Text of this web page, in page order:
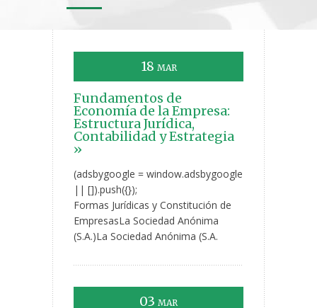
18 MAR
Fundamentos de
Economía de la Empresa:
Estructura Jurídica,
Contabilidad y Estrategia
»
(adsbygoogle = window.adsbygoogle
|| []).push({});
Formas Jurídicas y Constitución de
EmpresasLa Sociedad Anónima
(S.A.)La Sociedad Anónima (S.A.
03 MAR